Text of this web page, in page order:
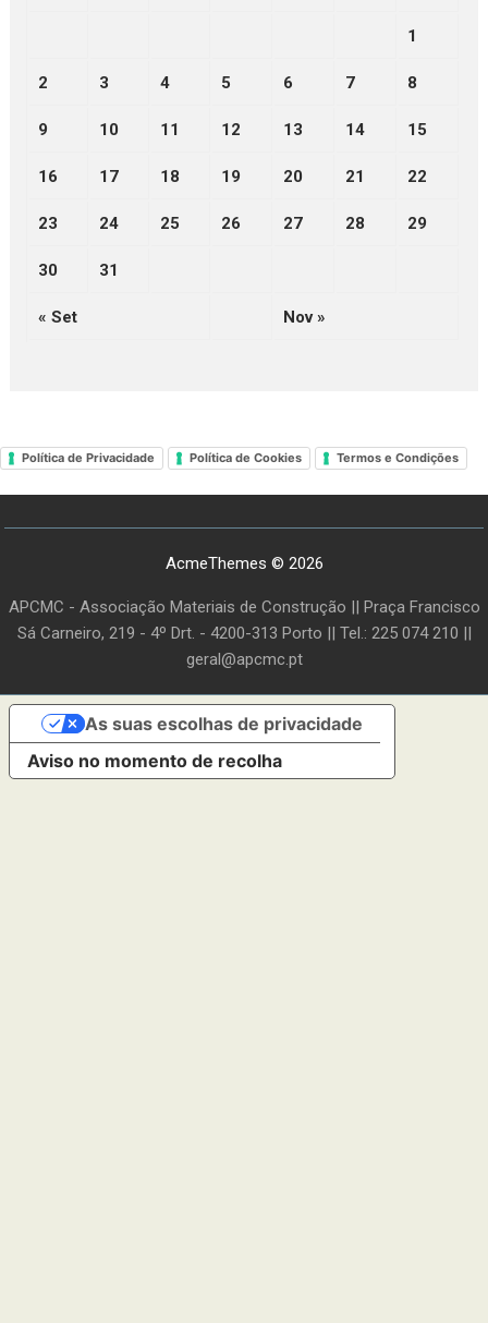
1
2 3 4 5 6 7 8
9 10 11 12 13 14 15
16 17 18 19 20 21 22
23 24 25 26 27 28 29
30 31
« Set Nov »
Política de Privacidade Política de Cookies Termos e Condições
AcmeThemes © 2026
APCMC - Associação Materiais de Construção || Praça Francisco
Sá Carneiro, 219 - 4º Drt. - 4200-313 Porto || Tel.: 225 074 210 ||
geral@apcmc.pt
Aviso no momento de recolha
As suas escolhas de privacidade